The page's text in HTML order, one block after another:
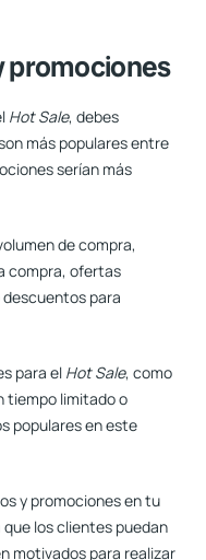
promociones
Hot Sale, debes
más populares entre
serían más
de compra,
compra, ofertas
para
para el Hot Sale, como
tiempo limitado o
populares en este
y promocionesen tu
que los clientes puedan
motivados para realizar